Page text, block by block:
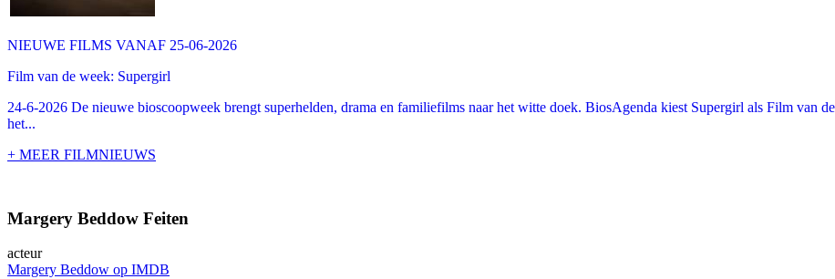
NIEUWE FILMS VANAF 25-06-2026
Film van de week: Supergirl
24-6-2026 De nieuwe bioscoopweek brengt superhelden, drama en familiefilms naar het witte doek. BiosAgenda kiest Supergirl als Film van
het...
+ MEER FILMNIEUWS
Margery Beddow Feiten
acteur
Margery Beddow op IMDB